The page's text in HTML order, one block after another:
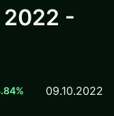
2022 -
09.10.2022